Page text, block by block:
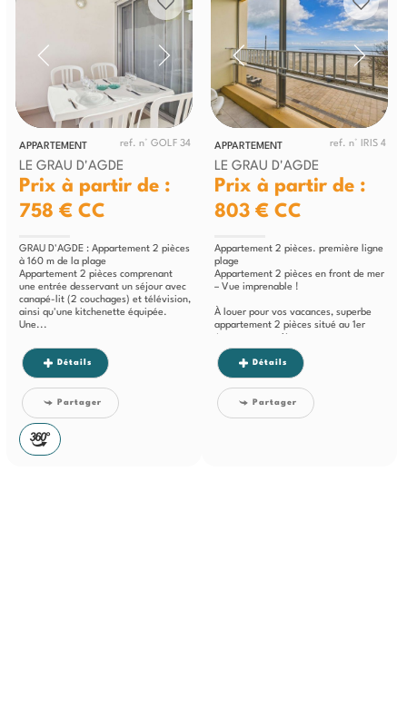
APPARTEMENT ref. n° GOLF 34
LE GRAU D'AGDE
Prix à partir de :
758 € CC
GRAU D'AGDE : Appartement 2 pièces
à 160 m de la plage
Appartement 2 pièces comprenant
une entrée desservant un séjour avec
canapé-lit (2 couchages) et télévision,
ainsi qu'une kitchenette équipée.
Une...
Détails
Partager
APPARTEMENT ref. n° IRIS 4
LE GRAU D'AGDE
Prix à partir de :
803 € CC
Appartement 2 pièces. première ligne
plage
Appartement 2 pièces en front de mer
– Vue imprenable !
À louer pour vos vacances, superbe
appartement 2 pièces situé au 1er
Détails
Partager